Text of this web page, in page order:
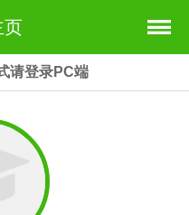
页
请登录PC端